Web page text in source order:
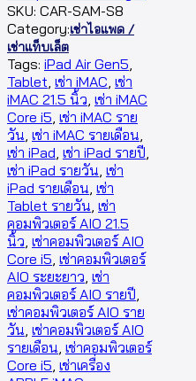
SKU: CAR-SAM-S8
Category:เช่าไอแพด /
เช่าแท็บเล็ต
Tags: iPad Air Gen5
Tablet เช่า iMAC เช่า
iMAC 21.5 นิ้ว เช่า iMAC
Core i5 เช่า iMAC ราย
วัน เช่า iMAC รายเดือน
เช่า iPad เช่า iPad รายปี
เช่า iPad รายวัน เช่า
iPad รายเดือน เช่า
Tablet รายวัน เช่า
คอมพิวเตอร์ AIO 21.5
นิ้ว เช่าคอมพิวเตอร์ AIO
Core i5 เช่าคอมพิวเตอร์
AIO ระยะยาว เช่า
คอมพิวเตอร์ AIO รายปี
เช่าคอมพิวเตอร์ AIO ราย
วัน เช่าคอมพิวเตอร์ AIO
รายเดือน เช่าคอมพิวเตอร์
Core i5 เช่าเครื่อง